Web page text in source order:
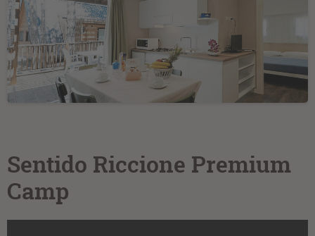
Sentido Riccione Premium
Camp